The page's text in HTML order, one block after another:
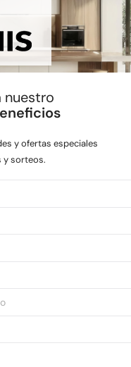
Tramontina
Añadir al carrito
nuestro
y ofertas especiales
sorteos.